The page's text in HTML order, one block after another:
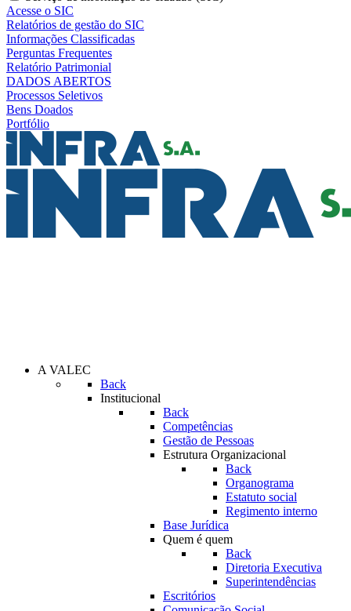
Acesse o SIC
Relatórios de gestão do SIC
Informações Classificadas
Perguntas Frequentes
Relatório Patrimonial
DADOS ABERTOS
Processos Seletivos
Bens Doados
Portfólio
A VALEC
Back
Institucional
Back
Competências
Gestão de Pessoas
Estrutura Organizacional
Back
Organograma
Estatuto social
Regimento interno
Base Jurídica
Quem é quem
Back
Diretoria Executiva
Superintendências
Escritórios